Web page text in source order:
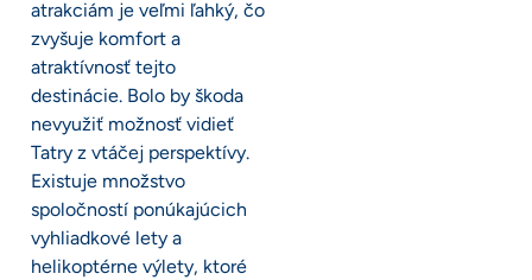
atrakciám je veľmi ľahký, čo
zvyšuje komfort a
atraktívnosť tejto
destinácie. Bolo by škoda
nevyužiť možnosť vidieť
Tatry z vtáčej perspektívy.
Existuje množstvo
spoločností ponúkajúcich
vyhliadkové lety a
helikoptérne výlety, ktoré